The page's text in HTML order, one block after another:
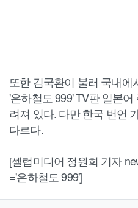
또한 김국환이 불러 국내
'은하철도 999' TV판 일본
려져 있다. 다만 한국 번언
다르다.
[셀럽미디어 정원희 기자
='은하철도 999']